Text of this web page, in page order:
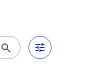
search tune